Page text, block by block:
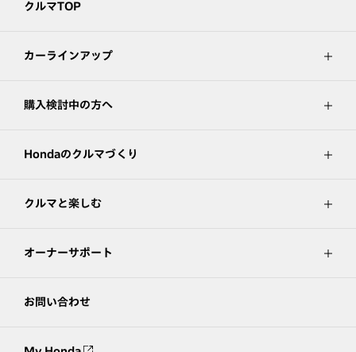
クルマTOP
カーラインアップ
購入検討中の方へ
Hondaのクルマづくり
クルマと楽しむ
オーナーサポート
お問い合わせ